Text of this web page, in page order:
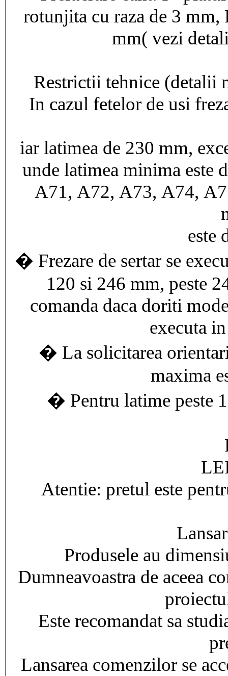
rotunjita cu raza de 3
mm( vezi
Restrictii tehnice (detalii
In cazul fetelor de usi
iar latimea de 230 mm,
unde latimea minima este
A71, A72, A73, A74,
este
� Frezare de sertar se
120 si 246 mm, peste
comanda daca doriti
executa
� La solicitarea
maxima
� Pentru latime peste
Atentie: pretul este
Produsele au
Dumneavoastra de aceea
Este recomandat sa
Lansarea comenzilor se